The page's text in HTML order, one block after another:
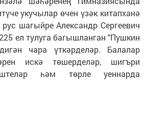
укучылар өчен үзәк китапханә
рус шагыйре Александр Сергеевич
ел тулуга багышланган "Пушкин
чара үткәрделәр. Балалар
искә төшерделәр, шигъри
һәм төрле уеннарда